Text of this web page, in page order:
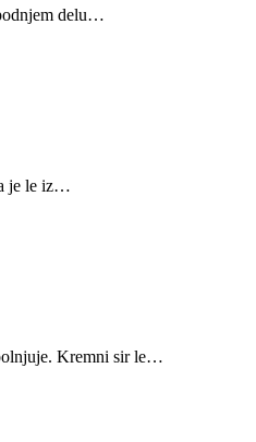
delu…
je le iz…
Kremni sir le…